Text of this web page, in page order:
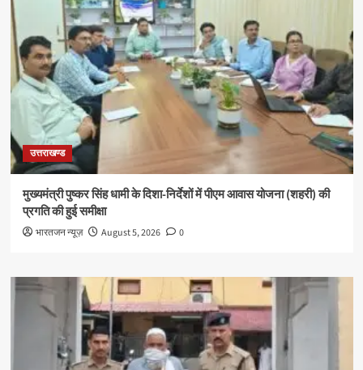
उत्तराखण्ड
मुख्यमंत्री पुष्कर सिंह धामी के दिशा-निर्देशों में पीएम आवास योजना (शहरी) की
प्रगति की हुई समीक्षा
भारतजन न्यूज़ August 5, 2026 0